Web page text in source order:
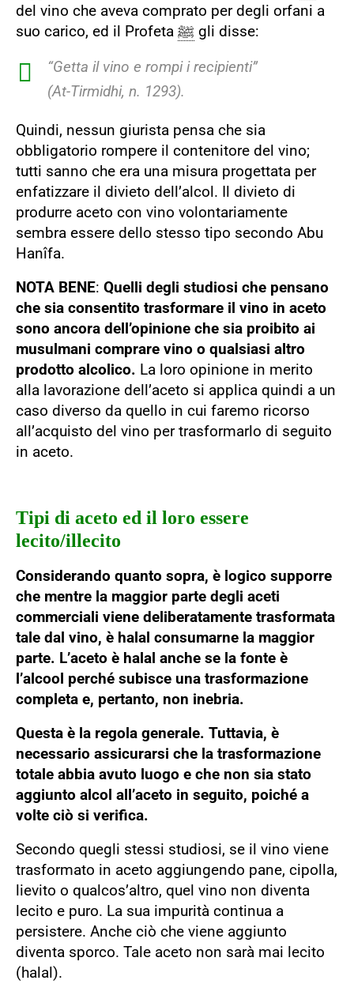
del vino che aveva comprato per degli orfani a
suo carico, ed il Profeta ﷺ gli disse:
“Getta il vino e rompi i recipienti”
(At-Tirmidhi, n. 1293).
Quindi, nessun giurista pensa che sia
obbligatorio rompere il contenitore del vino;
tutti sanno che era una misura progettata per
enfatizzare il divieto dell’alcol. Il divieto di
produrre aceto con vino volontariamente
sembra essere dello stesso tipo secondo Abu
Hanîfa.
NOTA BENE: Quelli degli studiosi che pensano
che sia consentito trasformare il vino in aceto
sono ancora dell’opinione che sia proibito ai
musulmani comprare vino o qualsiasi altro
prodotto alcolico. La loro opinione in merito
alla lavorazione dell’aceto si applica quindi a un
caso diverso da quello in cui faremo ricorso
all’acquisto del vino per trasformarlo di seguito
in aceto.
Tipi di aceto ed il loro essere
lecito/illecito
Considerando quanto sopra, è logico supporre
che mentre la maggior parte degli aceti
commerciali viene deliberatamente trasformata
tale dal vino, è halal consumarne la maggior
parte. L’aceto è halal anche se la fonte è
l’alcool perché subisce una trasformazione
completa e, pertanto, non inebria.
Questa è la regola generale. Tuttavia, è
necessario assicurarsi che la trasformazione
totale abbia avuto luogo e che non sia stato
aggiunto alcol all’aceto in seguito, poiché a
volte ciò si verifica.
Secondo quegli stessi studiosi, se il vino viene
trasformato in aceto aggiungendo pane, cipolla,
lievito o qualcos’altro, quel vino non diventa
lecito e puro. La sua impurità continua a
persistere. Anche ciò che viene aggiunto
diventa sporco. Tale aceto non sarà mai lecito
(halal).